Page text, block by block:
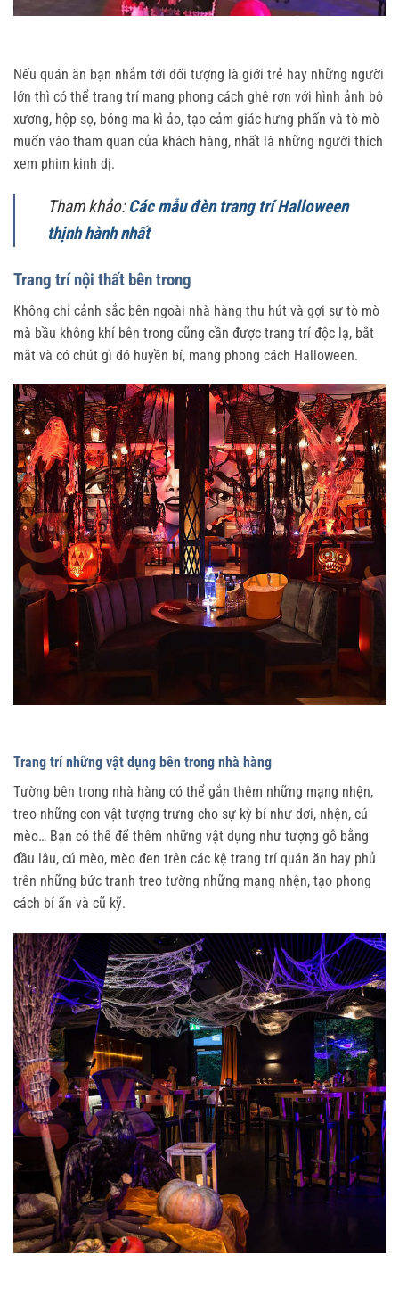
Nếu quán ăn bạn nhắm tới đối tượng là giới trẻ hay những người
lớn thì có thể trang trí mang phong cách ghê rợn với hình ảnh bộ
xương, hộp sọ, bóng ma kì ảo, tạo cảm giác hưng phấn và tò mò
muốn vào tham quan của khách hàng, nhất là những người thích
xem phim kinh dị.
Tham khảo:Các mẫu đèn trang trí Halloween
thịnh hành nhất
Trang trí nội thất bên trong
Không chỉ cảnh sắc bên ngoài nhà hàng thu hút và gợi sự tò mò
mà bầu không khí bên trong cũng cần được trang trí độc lạ, bắt
mắt và có chút gì đó huyền bí, mang phong cách Halloween.
Trang trí những vật dụng bên trong nhà hàng
Tường bên trong nhà hàng có thể gắn thêm những mạng nhện,
treo những con vật tượng trưng cho sự kỳ bí như dơi, nhện, cú
mèo… Bạn có thể để thêm những vật dụng như tượng gỗ bằng
đầu lâu, cú mèo, mèo đen trên các kệ trang trí quán ăn hay phủ
trên những bức tranh treo tường những mạng nhện, tạo phong
cách bí ẩn và cũ kỹ.